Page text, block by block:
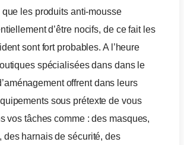
que les produits anti-mousse
d’être nocifs, de ce fait les
sont fort probables. A l’heure
spécialisées dans dans le
offrent dans leurs
sous prétexte de vous
vos tâches comme : des masques,
des harnais de sécurité, des